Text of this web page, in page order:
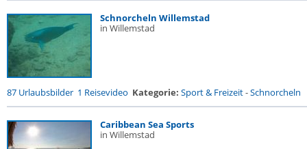
Schnorcheln Willemstad
in Willemstad
87 Urlaubsbilder 1 Reisevideo Kategorie: Sport & Freizeit-Schnorcheln
Caribbean Sea Sports
in Willemstad